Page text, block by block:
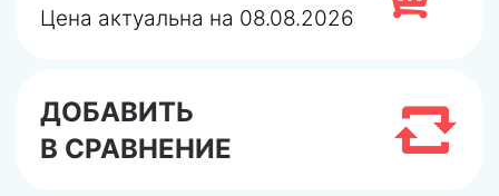
Цена актуальна на 08.08.2026
ДОБАВИТЬ
В СРАВНЕНИЕ